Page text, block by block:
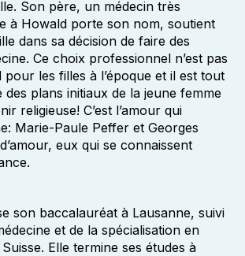
Son père, un médecin très
à Howald porte son nom, soutient
dans sa décision de faire des
Ce choix professionnel n’est pas
les filles à l’époque et il est tout
des plans initiaux de la jeune femme
religieuse! C’est l’amour qui
Marie-Paule Peffer et Georges
eux qui se connaissent
son baccalauréat à Lausanne, suivi
et de la spécialisation en
Elle termine ses études à